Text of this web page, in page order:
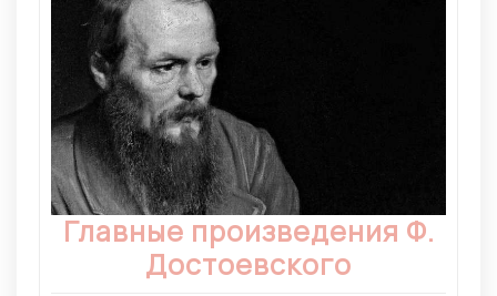
Главные произведения Ф.
Достоевского